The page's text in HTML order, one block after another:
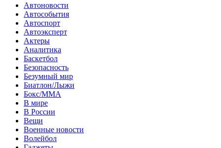
Автоновости
Автособытия
Автоспорт
Автоэксперт
Актеры
Аналитика
Баскетбол
Безопасность
Безумный мир
Биатлон/Лыжи
Бокс/MMA
В мире
В России
Вещи
Военные новости
Волейбол